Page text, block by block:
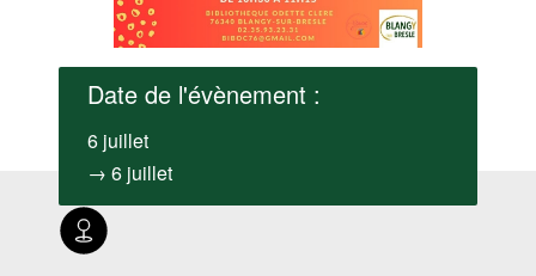
Date de l'évènement :
6 juillet
→ 6 juillet